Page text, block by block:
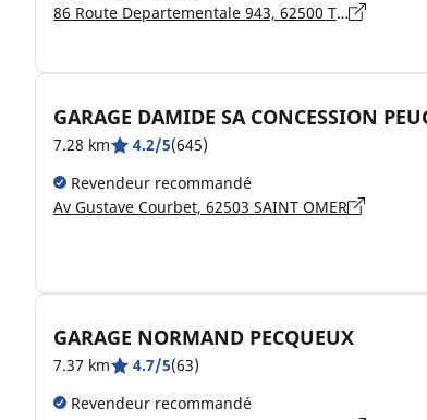
86 Route Departementale 943, 62500 TILQUES
GARAGE DAMIDE SA CONCESSION
7.28 km 4.2/5(645)
Revendeur recommandé
Av Gustave Courbet, 62503 SAINT OMER
GARAGE NORMAND PECQUEUX
7.37 km 4.7/5(63)
Revendeur recommandé